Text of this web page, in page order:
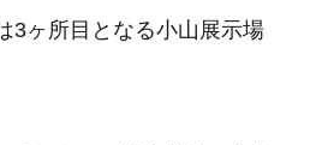
3ヶ所目となる小山展示場